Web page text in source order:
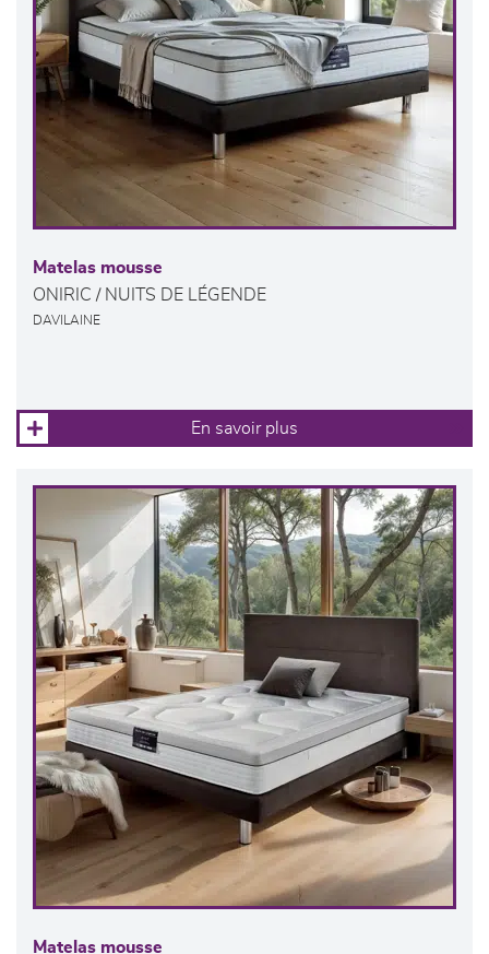
Matelas mousse
ONIRIC / NUITS DE LÉGENDE
DAVILAINE
En savoir plus
Matelas mousse